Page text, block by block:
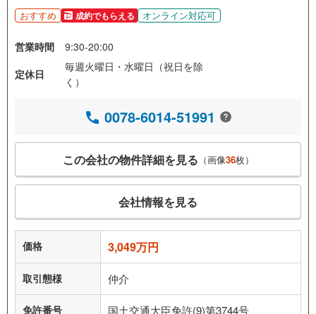
おすすめ 成約でもらえる オンライン対応可
営業時間
9:30-20:00
定休日
毎週火曜日・水曜日（祝日を除
く）
0078-6014-51991
この会社の物件詳細を見る （画像36枚）
会社情報を見る
価格 3,049万円
取引態様 仲介
免許番号 国土交通大臣免許(9)第3744号